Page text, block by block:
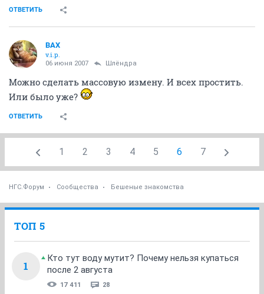
ОТВЕТИТЬ
ВАХ
v.i.p.
06 июня 2007 Шлёндра
Можно сделать массовую измену. И всех простить.
Или было уже?
ОТВЕТИТЬ
1 2 3 4 5 6 7
НГС.Форум Сообщества Бешеные знакомства
ТОП 5
1
Кто тут воду мутит? Почему нельзя купаться
после 2 августа
17 411 28